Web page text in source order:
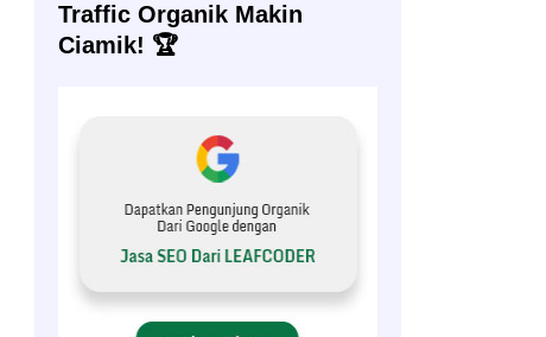
Traffic Organik Makin
Ciamik! 🏆